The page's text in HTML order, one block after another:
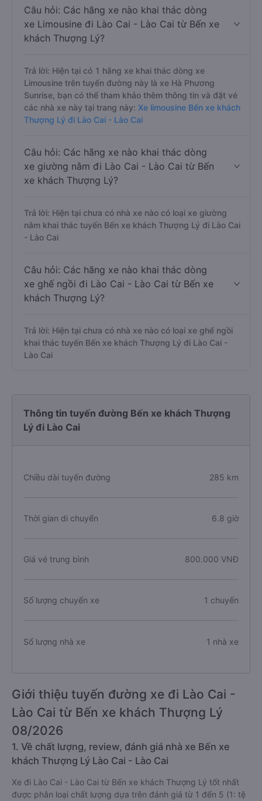
Câu hỏi: Các hãng xe nào khai thác dòng
xe Limousine đi Lào Cai - Lào Cai từ Bến xe
khách Thượng Lý?
Trả lời: Hiện tại có 1 hãng xe khai thác dòng xe
Limousine trên tuyến đường này là xe Hà Phương
Sunrise, bạn có thể tham khảo thêm thông tin và đặt vé
các nhà xe này tại trang này: Xe limousine Bến xe khách
Thượng Lý đi Lào Cai - Lào Cai
Câu hỏi: Các hãng xe nào khai thác dòng
xe giường nằm đi Lào Cai - Lào Cai từ Bến
xe khách Thượng Lý?
Trả lời: Hiện tại chưa có nhà xe nào có loại xe giường
nằm khai thác tuyến Bến xe khách Thượng Lý đi Lào Cai
- Lào Cai
Câu hỏi: Các hãng xe nào khai thác dòng
xe ghế ngồi đi Lào Cai - Lào Cai từ Bến xe
khách Thượng Lý?
Trả lời: Hiện tại chưa có nhà xe nào có loại xe ghế ngồi
khai thác tuyến Bến xe khách Thượng Lý đi Lào Cai -
Lào Cai
Thông tin tuyến đường Bến xe khách Thượng
Lý đi Lào Cai
Chiều dài tuyến đường 285 km
Thời gian di chuyển 6.8 giờ
Giá vé trung bình 800.000 VNĐ
Số lượng chuyến xe 1 chuyến
Số lượng nhà xe 1 nhà xe
Giới thiệu tuyến đường xe đi Lào Cai -
Lào Cai từ Bến xe khách Thượng Lý
08/2026
1. Về chất lượng, review, đánh giá nhà xe Bến xe
khách Thượng Lý Lào Cai - Lào Cai
Xe đi Lào Cai - Lào Cai từ Bến xe khách Thượng Lý tốt nhất
được phân loại chất lượng dựa trên đánh giá từ 1 đến 5 (1: tệ